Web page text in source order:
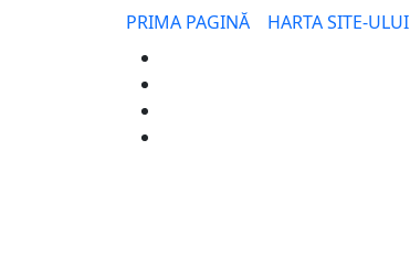
PRIMA PAGINĂ HARTA SITE-ULUI